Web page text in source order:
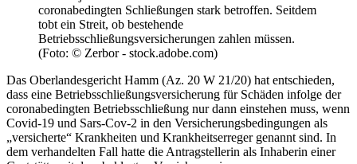
coronabedingten Schließungen stark betroffen. Seitdem
tobt ein Streit, ob bestehende
Betriebsschließungsversicherungen zahlen müssen.
(Foto: © Zerbor - stock.adobe.com)
Das Oberlandesgericht Hamm (Az. 20 W 21/20) hat entschieden,
dass eine Betriebsschließungsversicherung für Schäden infolge der
coronabedingten Betriebsschließung nur dann einstehen muss, wenn
Covid-19 und Sars-Cov-2 in den Versicherungsbedingungen als
„versicherte“ Krankheiten und Krankheitserreger genannt sind. In
dem verhandelten Fall hatte die Antragstellerin als Inhaberin einer